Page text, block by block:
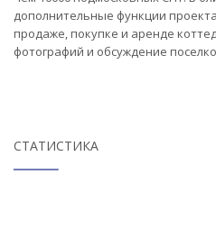
дополнительные функции
продаже, покупке и аренде
фотографий и обсуждение
СТАТИСТИКА